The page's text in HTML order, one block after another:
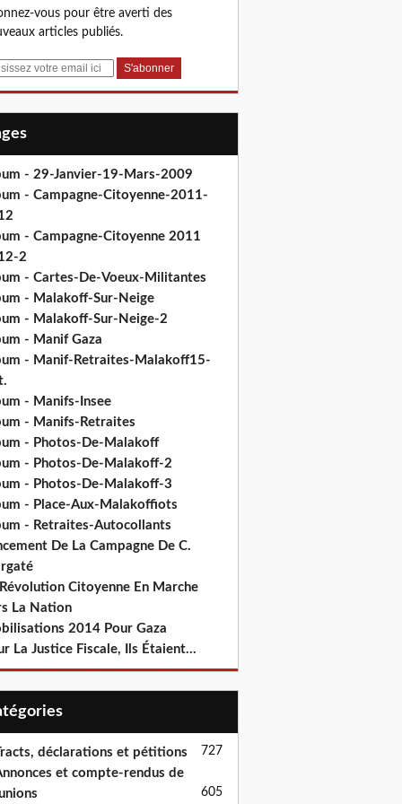
vous pour être averti des
articles publiés.
- 29-Janvier-19-Mars-2009
- Campagne-Citoyenne-2011-
- Campagne-Citoyenne 2011
2
- Cartes-De-Voeux-Militantes
- Malakoff-Sur-Neige
- Malakoff-Sur-Neige-2
- Manif Gaza
- Manif-Retraites-Malakoff15-
- Manifs-Insee
- Manifs-Retraites
- Photos-De-Malakoff
- Photos-De-Malakoff-2
- Photos-De-Malakoff-3
- Place-Aux-Malakoffiots
- Retraites-Autocollants
De La Campagne De C.
Citoyenne En Marche
La Nation
2014 Pour Gaza
La Justice Fiscale, Ils Étaient...
déclarations et pétitions 727
et compte-rendus de
605